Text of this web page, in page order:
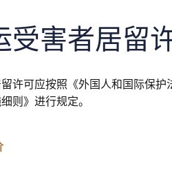
受害者居留
许可应按照《外国人和国际保
则》进行规定。